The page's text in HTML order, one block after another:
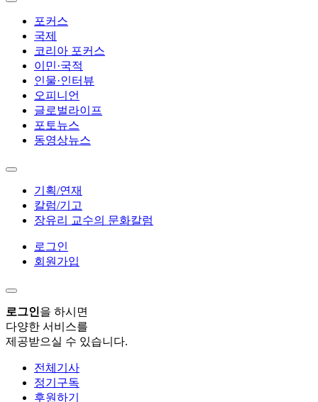
포커스
국제
코리아 포커스
이민·국적
인물·인터뷰
오피니언
글로벌라이프
포토뉴스
동영상뉴스
기획/연재
칼럼/기고
장유리 교수의 문화칼럼
로그인
회원가입
로그인을 하시면
다양한 서비스를
제공받으실 수 있습니다.
전체기사
정기구독
후원하기